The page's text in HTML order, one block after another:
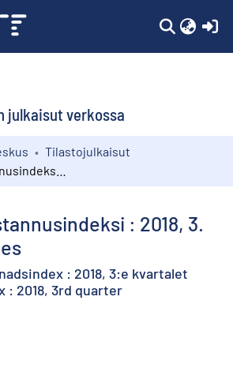
julkaisut verkossa
Tilastojulkaisut
: 2018, 3.
: 2018, 3:e kvartalet
: 2018, 3rd quarter